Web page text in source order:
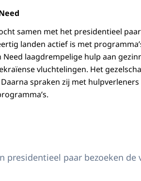
samen met het presidentieel
landen actief is met
Need laagdrempelige hulp aan
vluchtelingen. Het
Daarna spraken zij met
People in Need staatsbezoek Tsjechië
presidentieel paar bezoeken